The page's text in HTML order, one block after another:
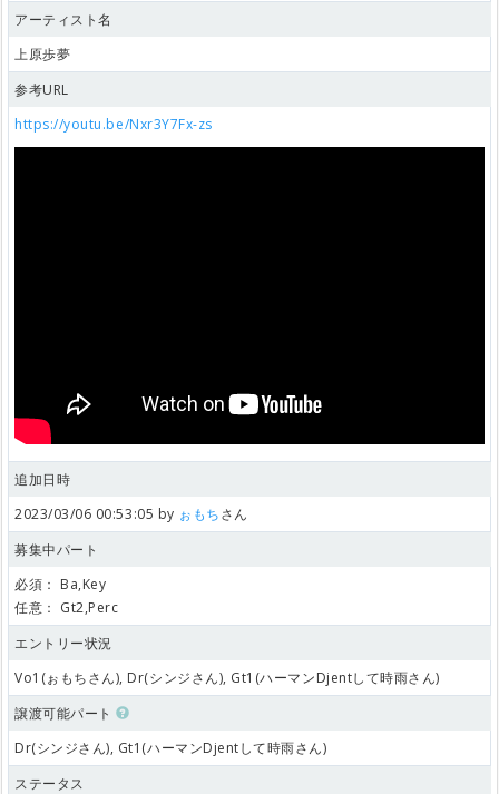
アーティスト名
上原歩夢
参考URL
https://youtu.be/Nxr3Y7Fx-zs
追加日時
2023/03/06 00:53:05 by ぉもちさん
募集中パート
必須： Ba,Key
任意： Gt2,Perc
エントリー状況
Vo1(ぉもちさん), Dr(シンジさん), Gt1(ハーマンDjentして時雨さん)
譲渡可能パート
Dr(シンジさん), Gt1(ハーマンDjentして時雨さん)
ステータス